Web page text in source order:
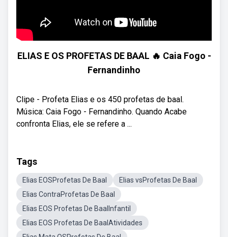
ELIAS E OS PROFETAS DE BAAL 🔥 Caia Fogo -
Fernandinho
Clipe - Profeta Elias e os 450 profetas de baal.
Música: Caia Fogo - Fernandinho. Quando Acabe
confronta Elias, ele se refere a ...
Tags
Elias EOSProfetas De Baal
Elias vsProfetas De Baal
Elias ContraProfetas De Baal
Elias EOS Profetas De BaalInfantil
Elias EOS Profetas De BaalAtividades